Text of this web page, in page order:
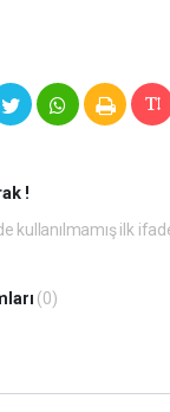
!
kullanılmamış ilk
(0)